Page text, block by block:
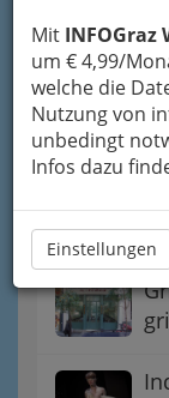
Mit INFOGraz
um € 4,99/
welche die
Nutzung von
unbedingt
Infos dazu
Einstellungen
Afrikanisch